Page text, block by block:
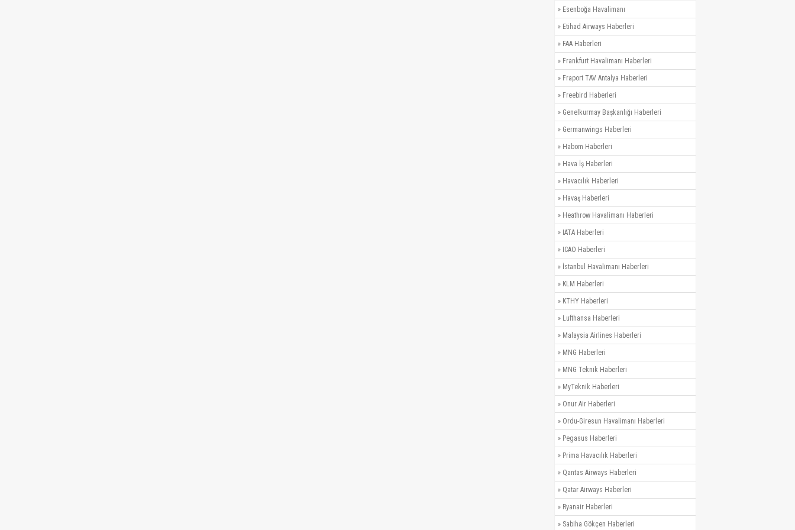
» Esenboğa Havalimanı
» Etihad Airways Haberleri
» FAA Haberleri
» Frankfurt Havalimanı Haberleri
» Fraport TAV Antalya Haberleri
» Freebird Haberleri
» Genelkurmay Başkanlığı Haberleri
» Germanwings Haberleri
» Habom Haberleri
» Hava İş Haberleri
» Havacılık Haberleri
» Havaş Haberleri
» Heathrow Havalimanı Haberleri
» IATA Haberleri
» ICAO Haberleri
» İstanbul Havalimanı Haberleri
» KLM Haberleri
» KTHY Haberleri
» Lufthansa Haberleri
» Malaysia Airlines Haberleri
» MNG Haberleri
» MNG Teknik Haberleri
» MyTeknik Haberleri
» Onur Air Haberleri
» Ordu-Giresun Havalimanı Haberleri
» Pegasus Haberleri
» Prima Havacılık Haberleri
» Qantas Airways Haberleri
» Qatar Airways Haberleri
» Ryanair Haberleri
» Sabiha Gökçen Haberleri